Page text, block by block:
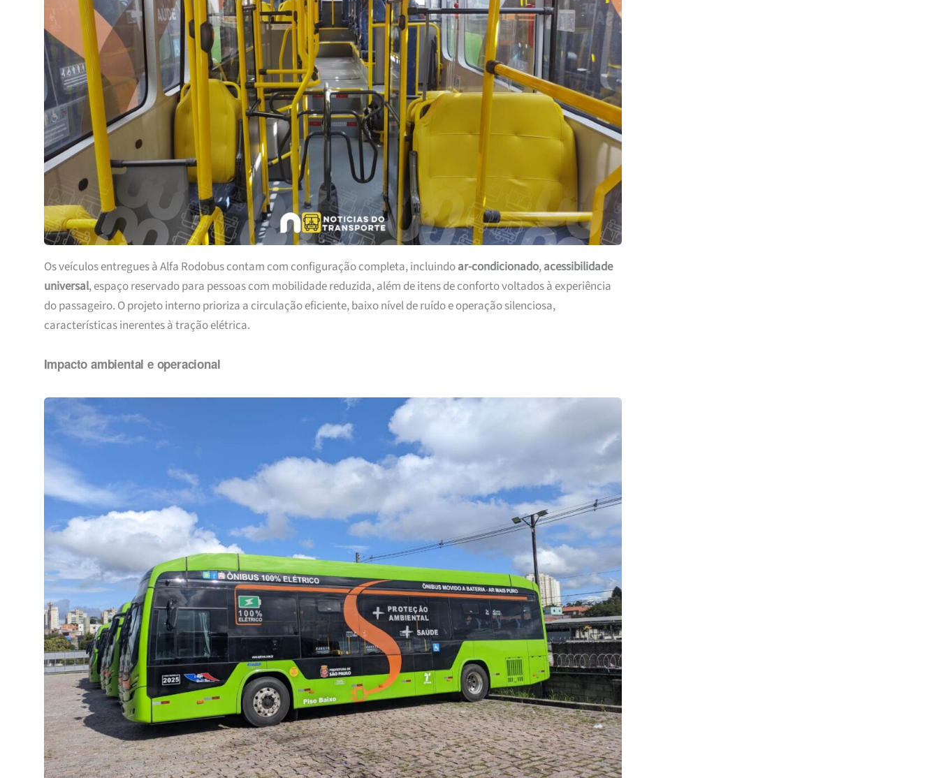
Os veículos entregues à Alfa Rodobus contam com configuração completa, incluindoar-condicionado,acessibilidade
universal, espaço reservado para pessoas com mobilidade reduzida, além de itens de conforto voltados à experiência
do passageiro. O projeto interno prioriza a circulação eficiente, baixo nível de ruído e operação silenciosa,
características inerentes à tração elétrica.
Impacto ambiental e operacional